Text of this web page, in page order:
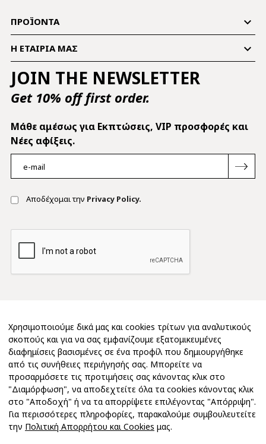
ΠΡΟΪΌΝΤΑ 
Η ΕΤΑΙΡΊΑ ΜΑΣ 
JOIN THE NEWSLETTER
Get 10% off first order.
Mάθε αμέσως για Εκπτώσεις, VIP προσφορές και
Νέες αφίξεις.
Αποδέχομαι την Privacy Policy.
Copyright 2026 © MIMØΣΑ
Χρησιμοποιούμε δικά μας και cookies τρίτων για αναλυτικούς
σκοπούς και για να σας εμφανίζουμε εξατομικευμένες
διαφημίσεις βασισμένες σε ένα προφίλ που δημιουργήθηκε
από τις συνήθειες περιήγησής σας. Μπορείτε να
προσαρμόσετε τις προτιμήσεις σας κάνοντας κλικ στο
"Διαμόρφωση", να αποδεχτείτε όλα τα cookies κάνοντας κλικ
στο "Αποδοχή" ή να τα απορρίψετε επιλέγοντας "Απόρριψη".
Για περισσότερες πληροφορίες, παρακαλούμε συμβουλευτείτε
την Πολιτική Απορρήτου και Cookies μας.